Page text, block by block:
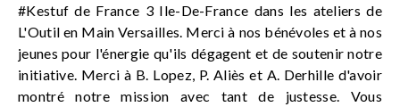
#Kestuf de France 3 Ile-De-France dans les ateliers de
L'Outil en Main Versailles. Merci à nos bénévoles et à nos
jeunes pour l'énergie qu'ils dégagent et de soutenir notre
initiative. Merci à B. Lopez, P. Aliès et A. Derhille d'avoir
montré notre mission avec tant de justesse. Vous